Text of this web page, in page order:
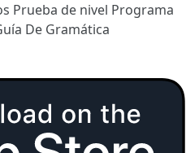
Prueba de nivel Programa
De Gramática